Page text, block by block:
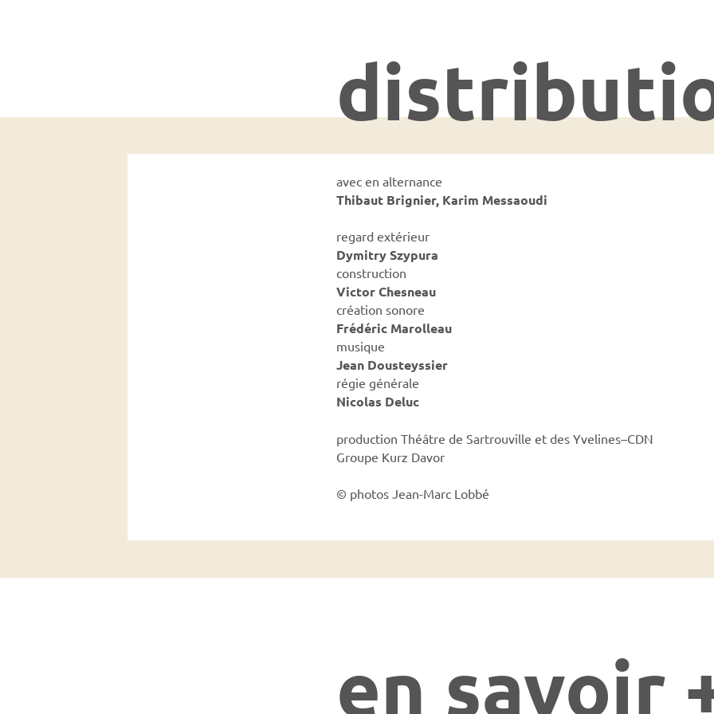
avec en alternance
Thibaut Brignier, Karim Messaoudi
regard extérieur
Dymitry Szypura
construction
Victor Chesneau
création sonore
Frédéric Marolleau
musique
Jean Dousteyssier
régie générale
Nicolas Deluc
production Théâtre de Sartrouville et des Yvelines–CDN
Groupe Kurz Davor
© photos Jean-Marc Lobbé
en savoir